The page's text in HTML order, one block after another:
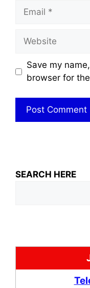
Email
Website
Save my
browser for
SEARCH HERE